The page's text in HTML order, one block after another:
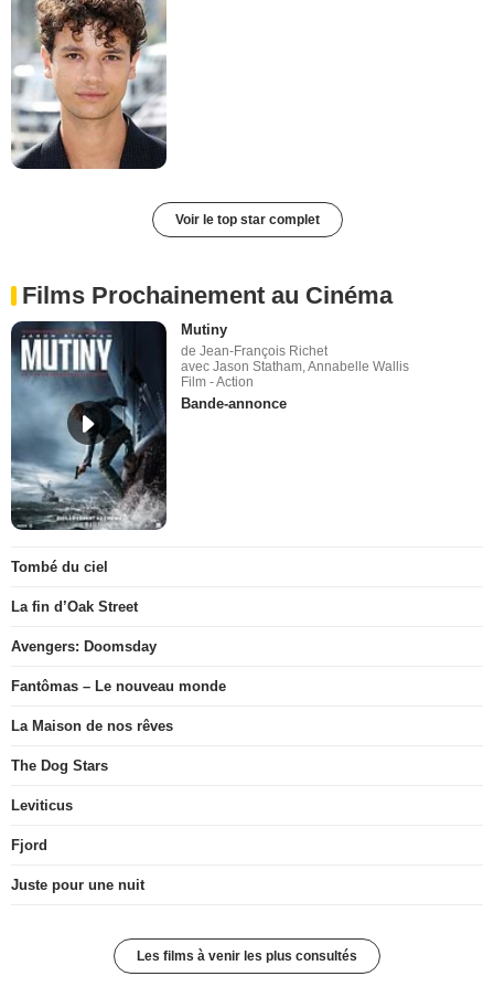
Voir le top star complet
Films Prochainement au Cinéma
Mutiny
de Jean-François Richet
avec Jason Statham, Annabelle Wallis
Film - Action
Bande-annonce
Tombé du ciel
La fin d’Oak Street
Avengers: Doomsday
Fantômas – Le nouveau monde
La Maison de nos rêves
The Dog Stars
Leviticus
Fjord
Juste pour une nuit
Les films à venir les plus consultés